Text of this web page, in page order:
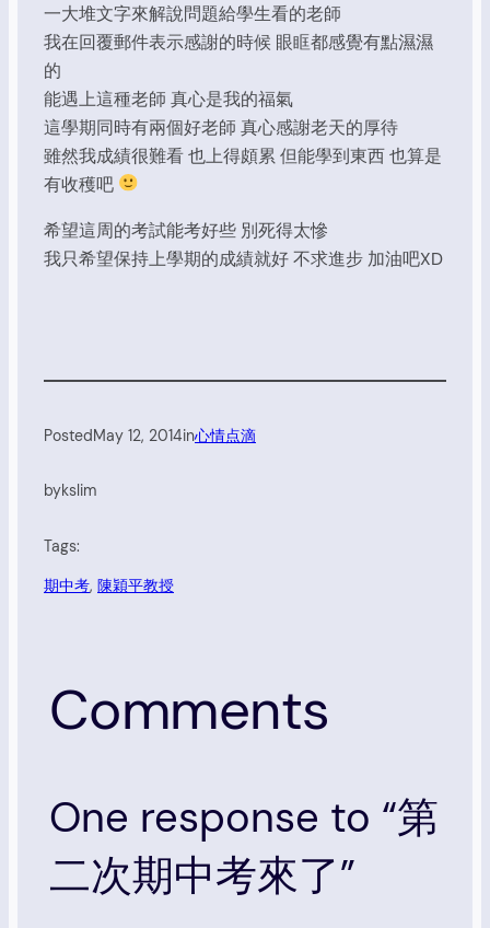
一大堆文字來解說問題給學生看的老師
我在回覆郵件表示感謝的時候 眼眶都感覺有點濕濕
的
能遇上這種老師 真心是我的福氣
這學期同時有兩個好老師 真心感謝老天的厚待
雖然我成績很難看 也上得頗累 但能學到東西 也算是
有收穫吧
希望這周的考試能考好些 別死得太慘
我只希望保持上學期的成績就好 不求進步 加油吧XD
PostedMay 12, 2014in心情点滴
bykslim
Tags:
期中考, 陳穎平教授
Comments
One response to “第
二次期中考來了”